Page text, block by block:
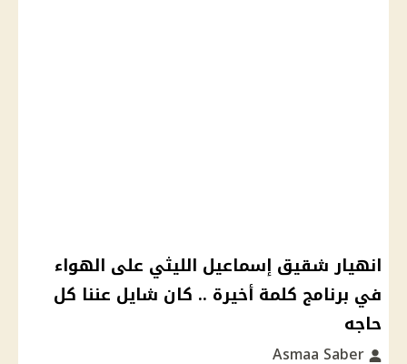
انهيار شقيق إسماعيل الليثي على الهواء
في برنامج كلمة أخيرة .. كان شايل عننا كل
حاجه